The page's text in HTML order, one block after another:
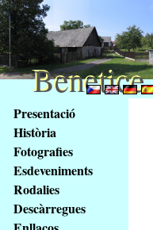
obsah
stránky
Klávesové
zkratky
tomto
webu
Presentació
Història
Fotografies
Esdeveniments
Rodalies
Descàrregues
Benetice
Benetice